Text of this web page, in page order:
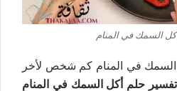
السمك في المنام
في المنام كم شخص لأخر
تفسير حلم أكل السمك في المنام